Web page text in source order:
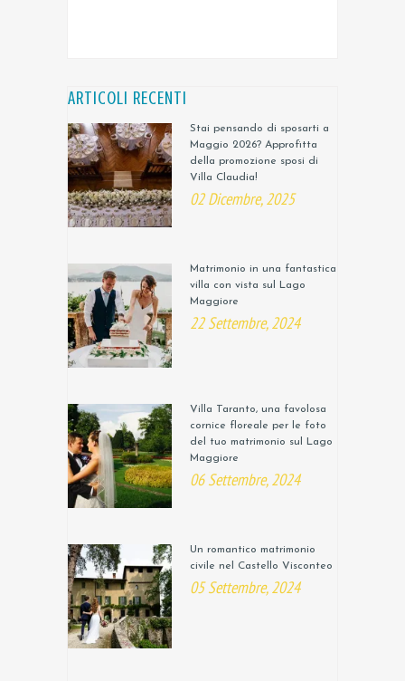
ARTICOLI RECENTI
Stai pensando di sposarti a
Maggio 2026? Approfitta
della promozione sposi di
Villa Claudia!
02 Dicembre, 2025
Matrimonio in una fantastica
villa con vista sul Lago
Maggiore
22 Settembre, 2024
Villa Taranto, una favolosa
cornice floreale per le foto
del tuo matrimonio sul Lago
Maggiore
06 Settembre, 2024
Un romantico matrimonio
civile nel Castello Visconteo
05 Settembre, 2024